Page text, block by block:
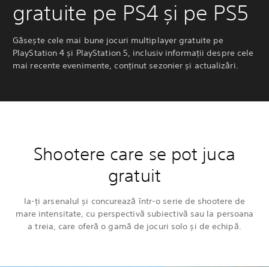
gratuite pe PS4 și pe PS5
Găsește cele mai bune jocuri multiplayer gratuite pe
PlayStation 4 și PlayStation 5, inclusiv informații despre cele
mai recente evenimente, conținut sezonier și actualizări.
Shootere care se pot juca
gratuit
Ia-ți arsenalul și concurează într-o serie de shootere de
mare intensitate, cu perspectivă subiectivă sau la persoana
a treia, care oferă o gamă de jocuri solo și de echipă.